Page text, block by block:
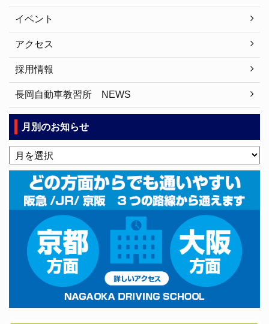
イベント
アクセス
採用情報
長岡自動車教習所 NEWS
月別のお知らせ